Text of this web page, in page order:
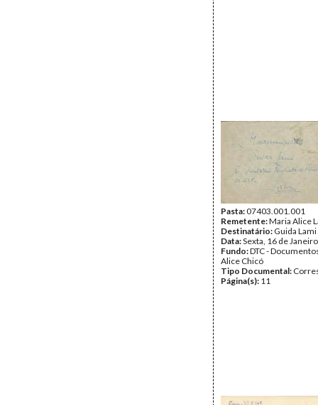
Pasta:07403.001.001
Remetente:Maria Alice
Destinatário: Guida Lami
Data:Sexta, 16 de
Fundo:DTC -
Alice Chicó
Tipo Documental:
Página(s): 11